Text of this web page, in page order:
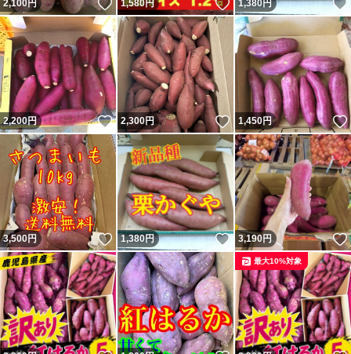
2,100円 いいね！
1,580円 いいね！
1,380円
2,200円 いいね！
2,300円 いいね！
1,450円
3,500円 いいね！
1,380円 いいね！
3,190円
最大10%対象